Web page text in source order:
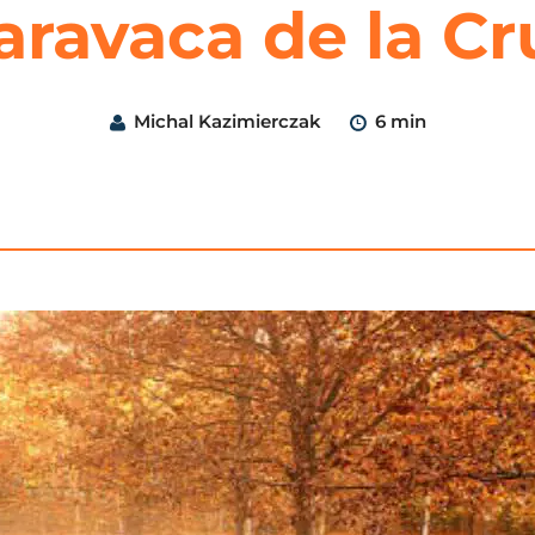
de la
Michal Kazimierczak 6 min